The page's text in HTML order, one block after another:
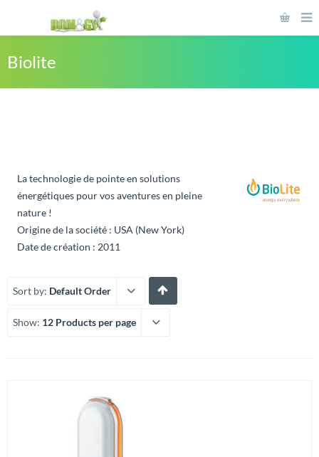
Biolite
La technologie de pointe en solutions
énergétiques pour vos aventures en pleine
nature !
Origine de la société : USA (New York)
Date de création : 2011
Sort by: Default Order
Show: 12 Products per page